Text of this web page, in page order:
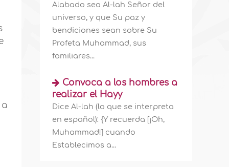
Alabado sea Al-lah Señor del
universo, y que Su paz y
bendiciones sean sobre Su
Profeta Muhammad, sus
familiares...
Convoca a los hombres a
realizar el Hayy
Dice Al-lah (lo que se interpreta
en español): {Y recuerda [¡Oh,
Muhammad!] cuando
Establecimos a...